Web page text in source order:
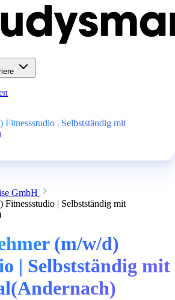
Fitnessstudio | Selbstständig mit
GmbH
Fitnessstudio | Selbstständig mit
(m/w/d)
| Selbstständig mit